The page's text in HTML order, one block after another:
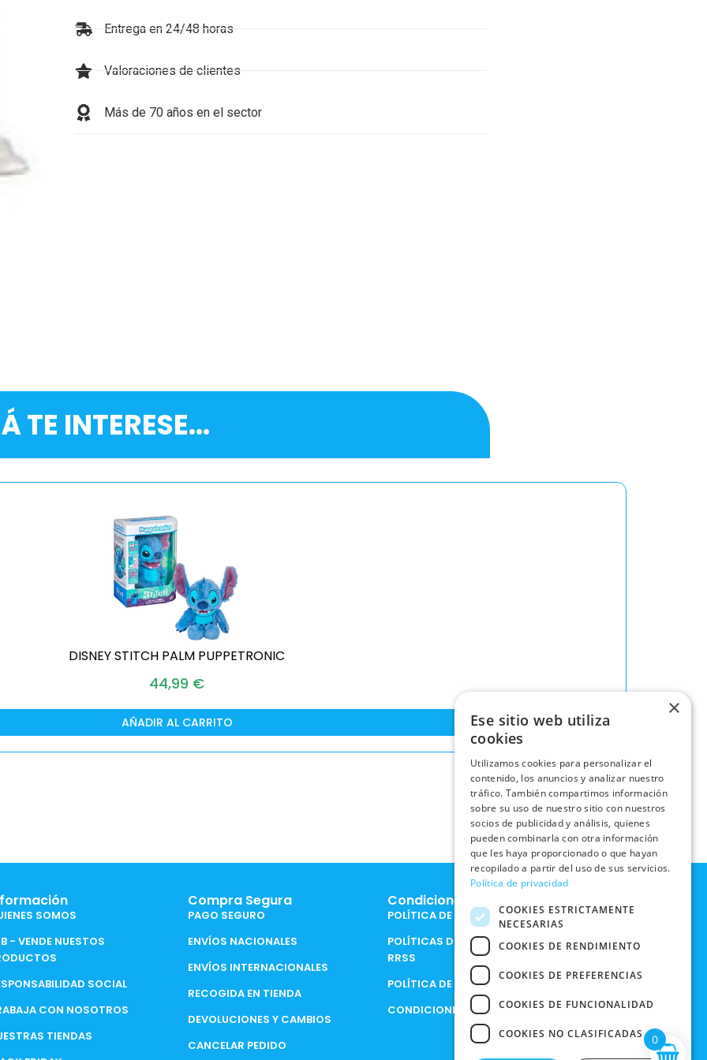
Entrega en 24/48 horas
Valoraciones de clientes
Más de 70 años en el sector
TE INTERESE...
DISNEY STITCH PALM PUPPETRONIC
44,99 €
AÑADIR AL CARRITO
SOMOS
- VENDE NUESTOS
SOCIAL
CON NOSOTROS
TIENDAS
Compra Segura
PAGO SEGURO
ENVÍOS NACIONALES
ENVÍOS INTERNACIONALES
RECOGIDA EN TIENDA
DEVOLUCIONES Y CAMBIOS
CANCELAR PEDIDO
Condiciones Legales
POLÍTICA DE COOKIES
POLÍTICAS DE PRIVACIDAD EN
RRSS
POLÍTICA DE PRIVACIDAD
CONDICIONES DE COMPRA
0
×
Ese sitio web utiliza
cookies
Utilizamos cookies para personalizar el
contenido, los anuncios y analizar nuestro
tráfico. También compartimos información
sobre su uso de nuestro sitio con nuestros
socios de publicidad y análisis, quienes
pueden combinarla con otra información
que les haya proporcionado o que hayan
recopilado a partir del uso de sus servicios.
Política de privacidad
COOKIES ESTRICTAMENTE
NECESARIAS
COOKIES DE RENDIMIENTO
COOKIES DE PREFERENCIAS
COOKIES DE FUNCIONALIDAD
COOKIES NO CLASIFICADAS